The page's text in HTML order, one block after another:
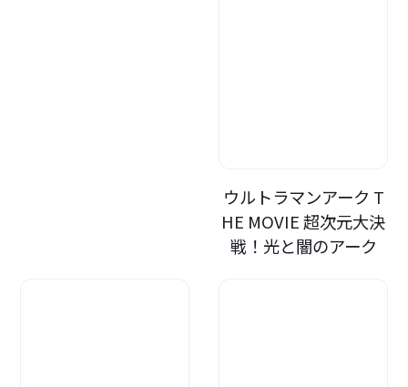
ウルトラマンアーク T
HE MOVIE 超次元大決
戦！光と闇のアーク